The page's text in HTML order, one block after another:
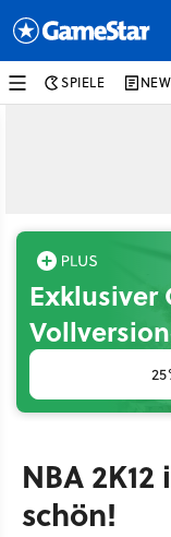
SPIELE
Exklusiver
NBA
schön!